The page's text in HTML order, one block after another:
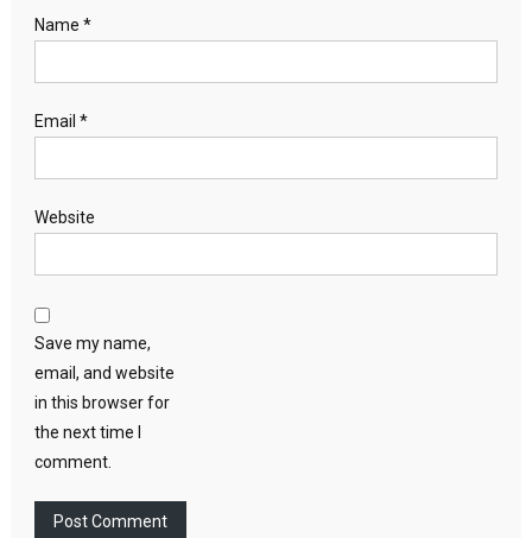
Name *
Email *
Website
Save my name,
email, and website
in this browser for
the next time I
comment.